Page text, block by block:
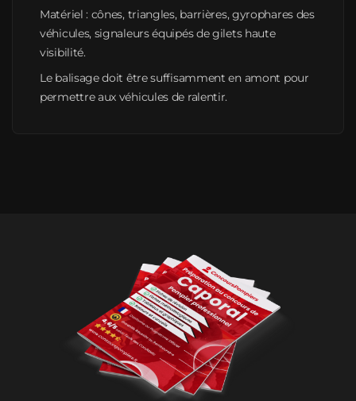
Matériel : cônes, triangles, barrières, gyrophares des
véhicules, signaleurs équipés de gilets haute
visibilité.
Le balisage doit être suffisamment en amont pour
permettre aux véhicules de ralentir.